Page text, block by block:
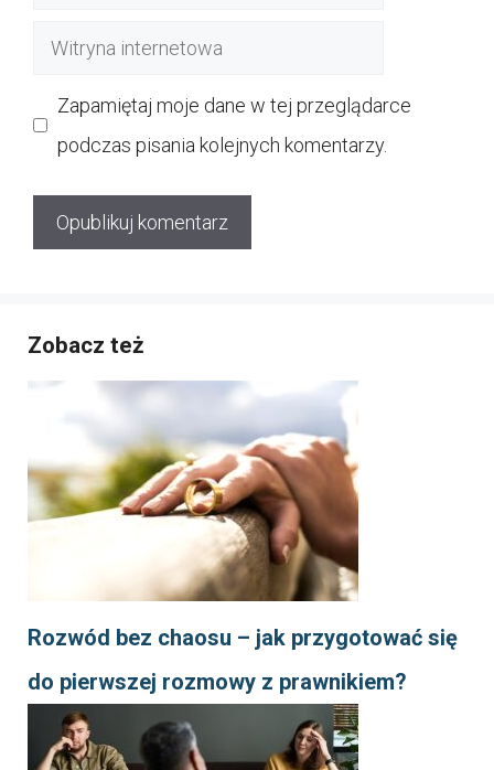
Witryna
Zapamiętaj moje dane w tej przeglądarce
podczas pisania kolejnych komentarzy.
Zobacz też
Rozwód bez chaosu – jak przygotować się
do pierwszej rozmowy z prawnikiem?